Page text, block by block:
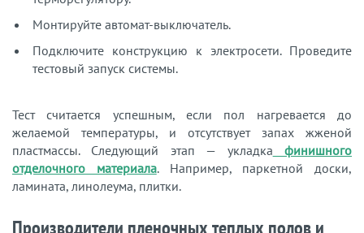
Монтируйте автомат-выключатель.
Подключите конструкцию к электросети. Проведите
тестовый запуск системы.
Тест считается успешным, если пол нагревается до
желаемой температуры, и отсутствует запах жженой
пластмассы. Следующий этап — укладка финишного
отделочного материала. Например, паркетной доски,
ламината, линолеума, плитки.
Производители пленочных теплых полов и